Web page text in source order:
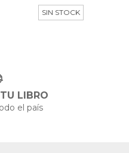
SIN STOCK
LIBRO
el país